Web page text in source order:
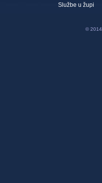
Službe u župi
© 2014